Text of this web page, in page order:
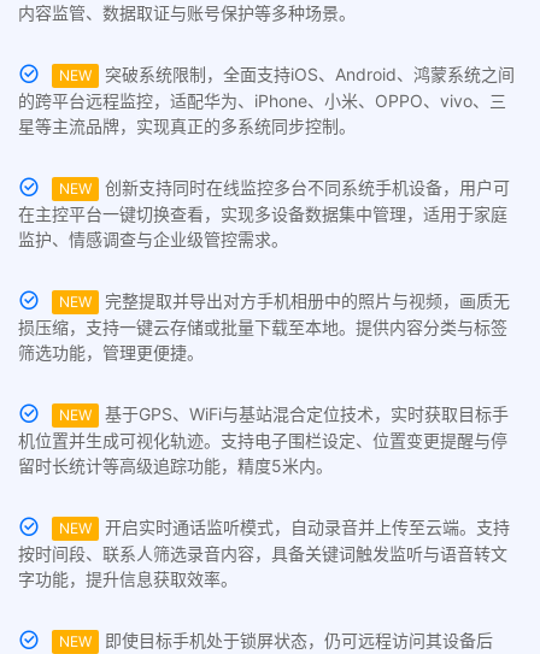
内容监管、数据取证与账号保护等多种场景。
NEW
突破系统限制，全面支持iOS、Android、鸿蒙系统之间
的跨平台远程监控，适配华为、iPhone、小米、OPPO、vivo、三
星等主流品牌，实现真正的多系统同步控制。
NEW
创新支持同时在线监控多台不同系统手机设备，用户可
在主控平台一键切换查看，实现多设备数据集中管理，适用于家庭
监护、情感调查与企业级管控需求。
NEW
完整提取并导出对方手机相册中的照片与视频，画质无
损压缩，支持一键云存储或批量下载至本地。提供内容分类与标签
筛选功能，管理更便捷。
NEW
基于GPS、WiFi与基站混合定位技术，实时获取目标手
机位置并生成可视化轨迹。支持电子围栏设定、位置变更提醒与停
留时长统计等高级追踪功能，精度5米内。
NEW
开启实时通话监听模式，自动录音并上传至云端。支持
按时间段、联系人筛选录音内容，具备关键词触发监听与语音转文
字功能，提升信息获取效率。
NEW
即使目标手机处于锁屏状态，仍可远程访问其设备后